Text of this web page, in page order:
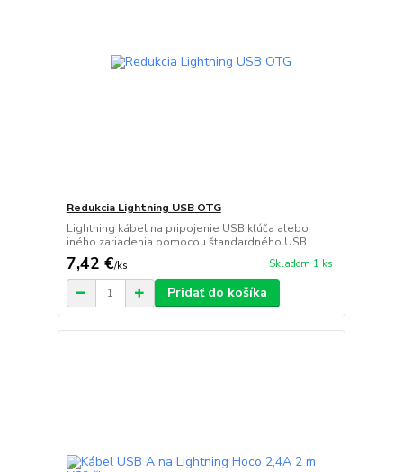
Redukcia Lightning USB OTG
Lightning kábel na pripojenie USB kľúča alebo
iného zariadenia pomocou štandardného USB.
7,42 €/ks Skladom 1 ks
Pridať do košíka